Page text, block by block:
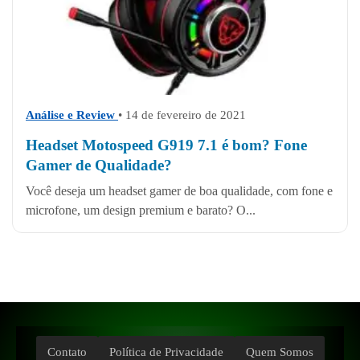
Análise e Review • 14 de fevereiro de 2021
Headset Motospeed G919 7.1 é bom? Fone
Gamer de Qualidade?
Você deseja um headset gamer de boa qualidade, com fone e
microfone, um design premium e barato? O...
Contato Política de Privacidade Quem Somos